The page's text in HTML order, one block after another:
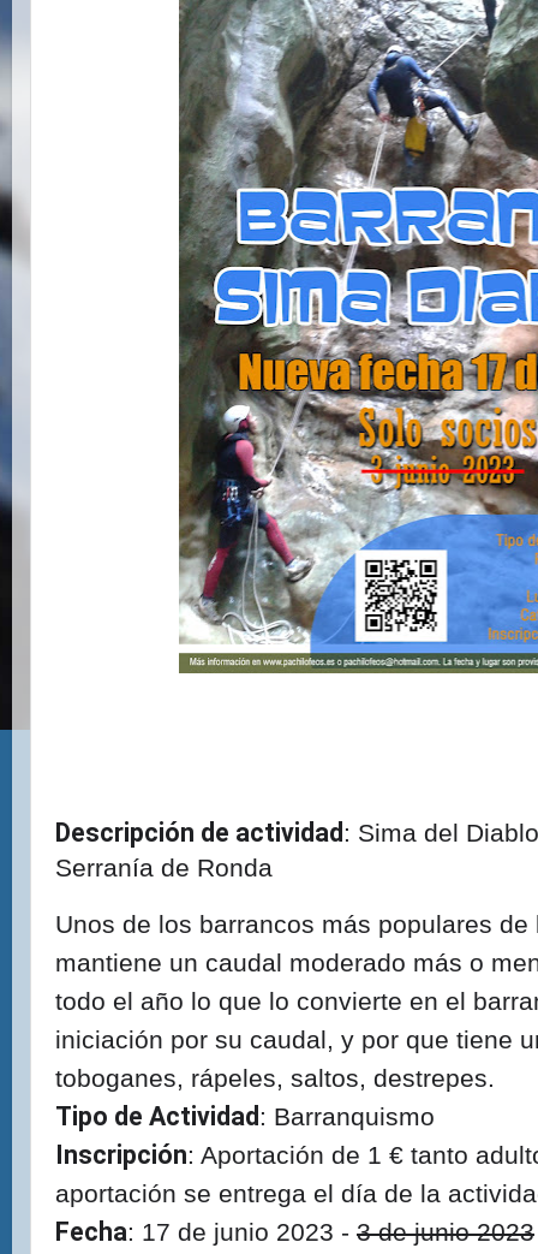
Descripción de actividad : Sima del
Serranía de Ronda
Unos de los barrancos más populares
mantiene un caudal moderado más o
todo el año lo que lo convierte en el
iniciación por su caudal, y por que tiene
toboganes, rápeles, saltos, destrepes.
Tipo de Actividad : Barranquismo
Inscripción: Aportación de 1 € tanto
aportación se entrega el día de la
Fecha: 17 de junio 2023 - 3 de junio 2023